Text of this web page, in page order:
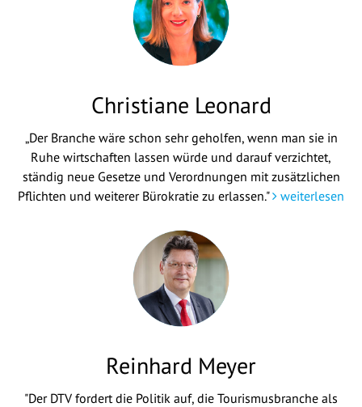
Christiane Leonard
„Der Branche wäre schon sehr geholfen, wenn man sie in
Ruhe wirtschaften lassen würde und darauf verzichtet,
ständig neue Gesetze und Verordnungen mit zusätzlichen
Pflichten und weiterer Bürokratie zu erlassen."
weiterlesen
Reinhard Meyer
"Der DTV fordert die Politik auf, die Tourismusbranche als